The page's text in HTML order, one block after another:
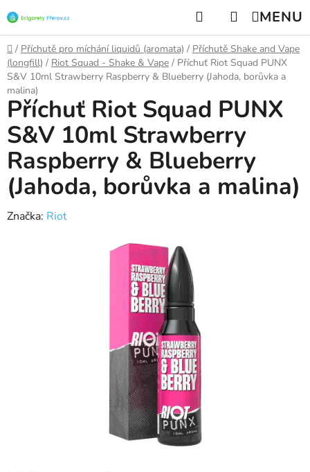
na
obsah
Hledat NÁKUPNÍ
KOŠÍK
Domů
/ Příchutě pro míchání liquidů (aromata) / Příchutě Shake and Vape
(longfill) / Riot Squad - Shake & Vape / Příchuť Riot Squad PUNX
S&V 10ml Strawberry Raspberry & Blueberry (Jahoda, borůvka a
malina)
Příchuť Riot Squad PUNX
S&V 10ml Strawberry
Raspberry & Blueberry
(Jahoda, borůvka a malina)
Značka: Riot